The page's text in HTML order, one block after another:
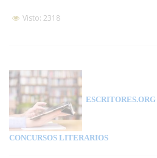
Visto: 2318
ESCRITORES.ORG
CONCURSOS LITERARIOS